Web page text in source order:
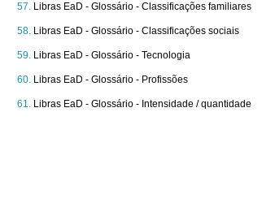
Libras EaD - Glossário - Classificações familiares
Libras EaD - Glossário - Classificações sociais
Libras EaD - Glossário - Tecnologia
Libras EaD - Glossário - Profissões
Libras EaD - Glossário - Intensidade / quantidade